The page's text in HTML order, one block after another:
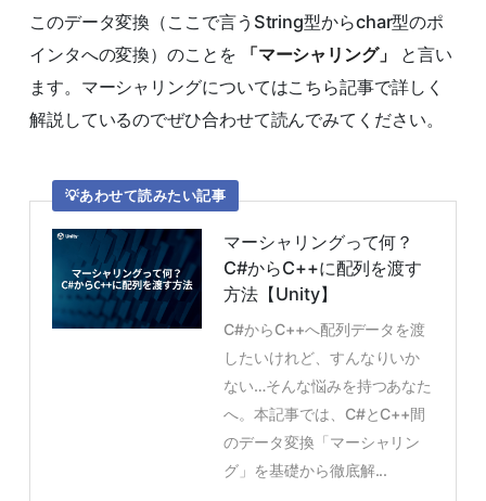
このデータ変換（ここで言うString型からchar型のポ
インタへの変換）のことを
「マーシャリング」
と言い
ます。マーシャリングについてはこちら記事で詳しく
解説しているのでぜひ合わせて読んでみてください。
あわせて読みたい記事
マーシャリングって何？
C#からC++に配列を渡す
方法【Unity】
C#からC++へ配列データを渡
したいけれど、すんなりいか
ない…そんな悩みを持つあなた
へ。本記事では、C#とC++間
のデータ変換「マーシャリン
グ」を基礎から徹底解...